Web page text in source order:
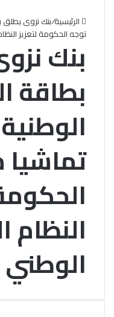
الرئيسية/بنك نزوى يطلق
توجه الحكومة لتعزيز
بنك
بطاقة
النظام
الوطني